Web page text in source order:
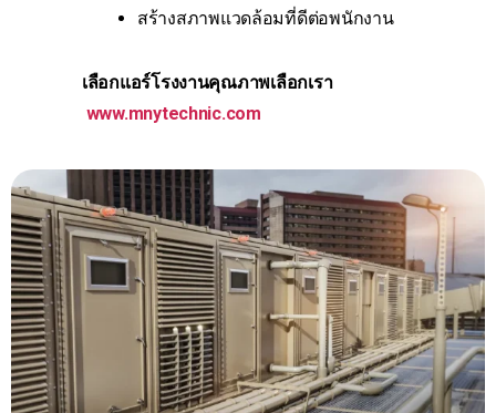
สร้างสภาพแวดล้อมที่ดีต่อพนักงาน
เลือกแอร์โรงงานคุณภาพเลือกเรา
www.mnytechnic.com